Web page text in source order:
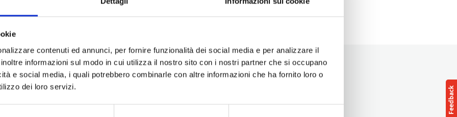
contenuti ed annunci, per fornire funzionalità dei social media e per analizzare il
informazioni sul modo in cui utilizza il nostro sito con i nostri partner che si occupano
e social media, i quali potrebbero combinarle con altre informazioni che ha fornito loro o
dei loro servizi.
- 08/08/2026 - 11/10/2026 - 18:00 - 20:00